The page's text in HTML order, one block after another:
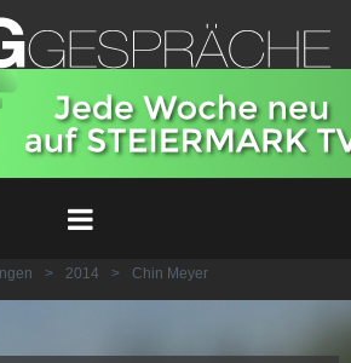
> 2014 > Chin Meyer